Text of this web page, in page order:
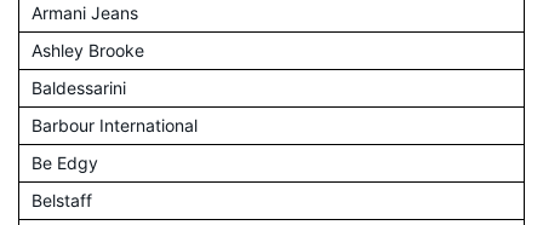
Armani Jeans
Ashley Brooke
Baldessarini
Barbour International
Be Edgy
Belstaff